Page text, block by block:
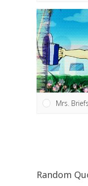
Mrs. Briefs
Random